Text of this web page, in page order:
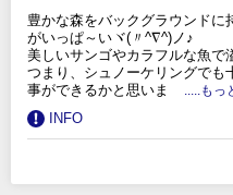
豊かな森をバックグラウンドに
がいっぱ～いヾ(〃^∇^)ノ♪
美しいサンゴやカラフルな魚で
つまり、シュノーケリングでも
事ができるかと思いま
.....もっ
INFO